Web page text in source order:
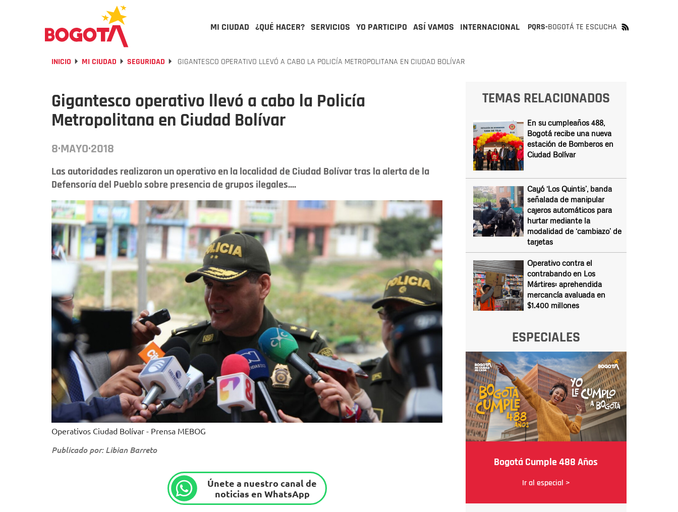
MI CIUDAD ¿QUÉ HACER? SERVICIOS YO PARTICIPO ASÍ VAMOS INTERNACIONAL PQRS-BOGOTÁ TE ESCUCHA
INICIO MI CIUDAD SEGURIDAD GIGANTESCO OPERATIVO LLEVÓ A CABO LA POLICÍA METROPOLITANA EN CIUDAD BOLÍVAR
Gigantesco operativo llevó a cabo la Policía
Metropolitana en Ciudad Bolívar
8·MAYO·2018
Las autoridades realizaron un operativo en la localidad de Ciudad Bolívar tras la alerta de la
Defensoría del Pueblo sobre presencia de grupos ilegales....
Operativos Ciudad Bolívar - Prensa MEBOG
Publicado por: Libian Barreto
Únete a nuestro canal de
noticias en WhatsApp
TEMAS RELACIONADOS
En su cumpleaños 488,
Bogotá recibe una nueva
estación de Bomberos en
Ciudad Bolívar
Cayó ‘Los Quintis’, banda
señalada de manipular
cajeros automáticos para
hurtar mediante la
modalidad de ‘cambiazo’ de
tarjetas
Operativo contra el
contrabando en Los
Mártires: aprehendida
mercancía avaluada en
$1.400 millones
ESPECIALES
Bogotá Cumple 488 Años
Ir al especial >